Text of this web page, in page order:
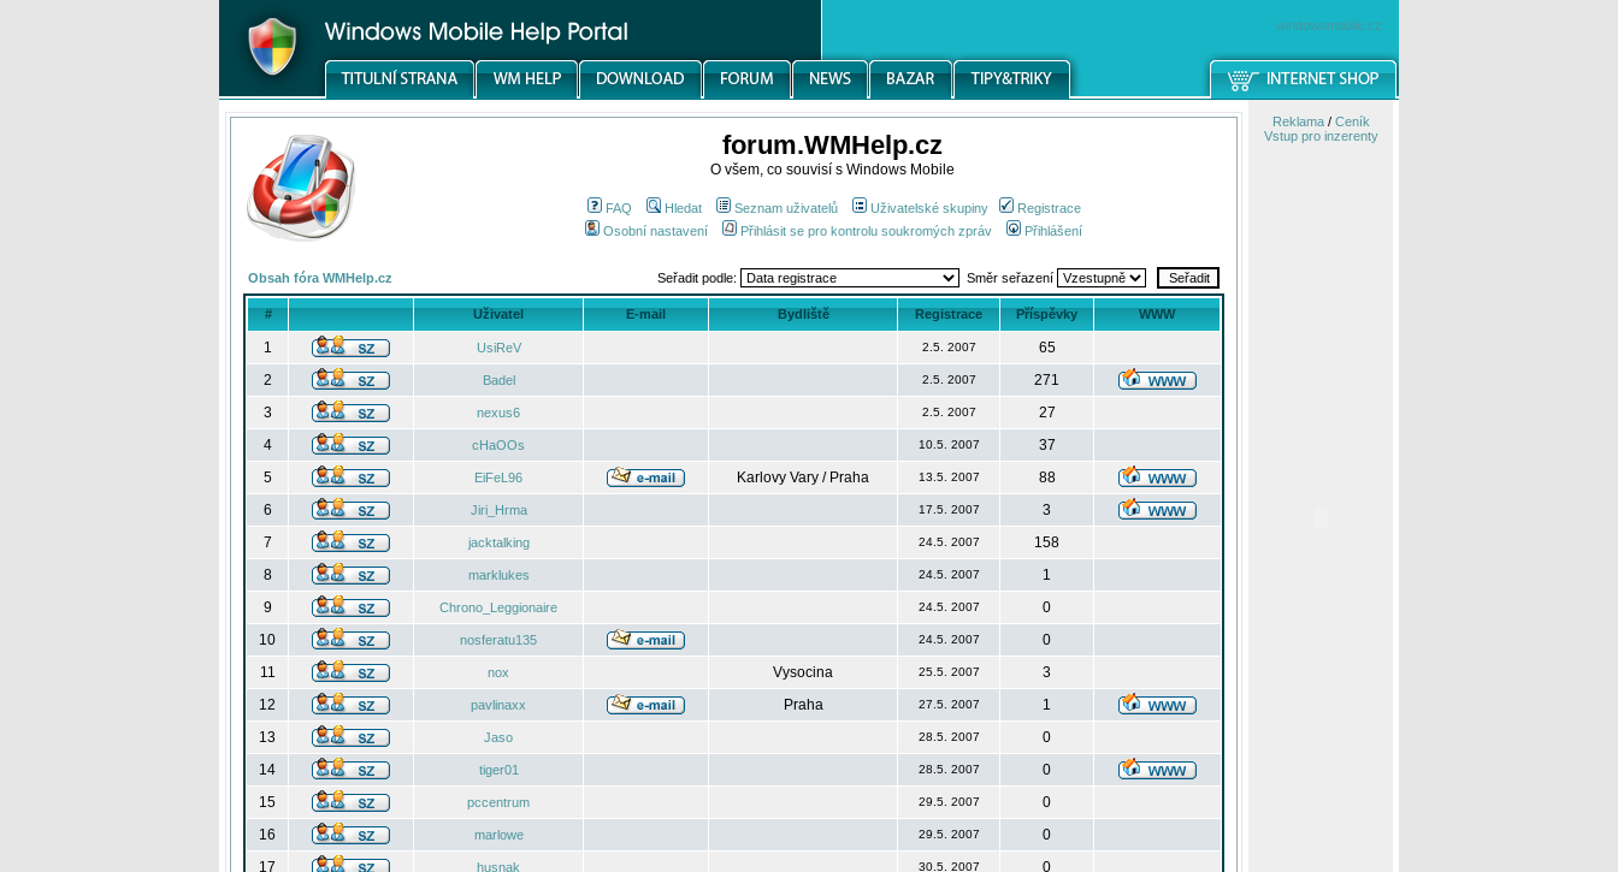
windowsmobile.cz
forum.WMHelp.cz
O všem, co souvisí s Windows Mobile
FAQ Hledat Seznam uživatelů Uživatelské skupiny
Registrace
Osobní nastavení
Přihlásit se pro kontrolu soukromých zpráv Přihlášení
Obsah fóra WMHelp.cz Seřadit podle: Směr seřazení
# Uživatel E-mail Bydliště Registrace Příspěvky WWW
1 UsiReV 2.5. 2007
65
2
Badel 2.5. 2007
271
3
nexus6 2.5. 2007
27
4
cHaOOs 10.5. 2007
37
5
EiFeL96 Karlovy Vary / Praha 13.5. 2007
88
6
Jiri_Hrma 17.5. 2007
3
7
jacktalking 24.5. 2007
158
8
marklukes 24.5. 2007
1
9
Chrono_Leggionaire 24.5. 2007
0
10
nosferatu135 24.5. 2007
0
11
nox Vysocina 25.5. 2007
3
12
pavlinaxx Praha 27.5. 2007
1
13
Jaso 28.5. 2007
0
14
tiger01 28.5. 2007
0
15
pccentrum 29.5. 2007
0
16
marlowe 29.5. 2007
0
17
husnak 30.5. 2007
0
Reklama/ Ceník
Vstup pro inzerenty